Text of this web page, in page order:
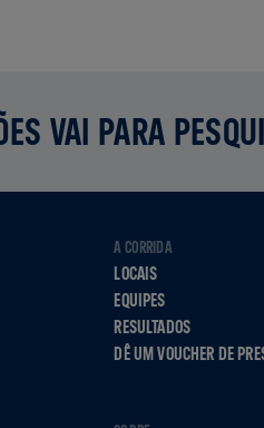
VAI PARA
A CORRIDA
LOCAIS
EQUIPES
RESULTADOS
DÊ UM VOUCHER DE